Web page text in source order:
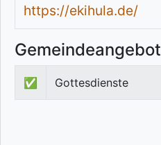
https://ekihula.de/
Gemeindeangebot
✅ Gottesdienste